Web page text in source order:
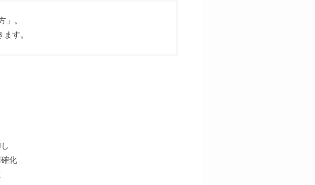
」。
す。
化